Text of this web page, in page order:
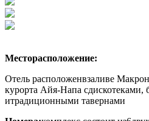
Месторасположение:
Отель расположенвзаливе
курорта Айя-Напа сдискотеками,
итрадиционными тавернами